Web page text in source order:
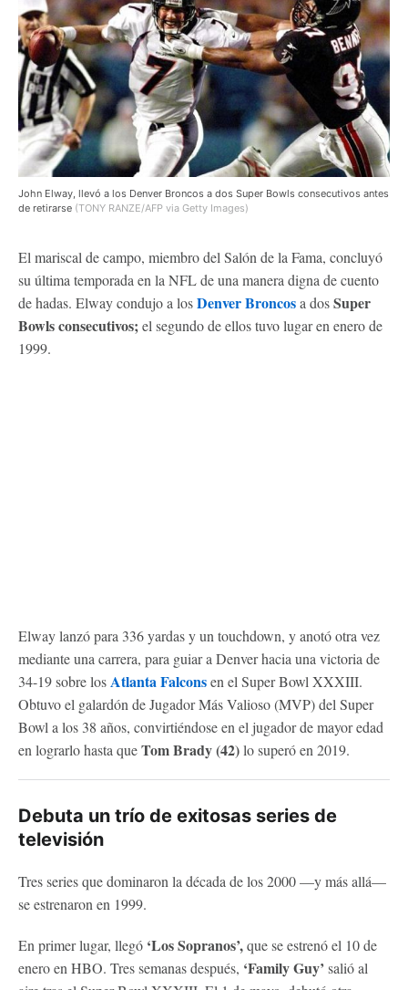
John Elway, llevó a los Denver Broncos a dos Super Bowls consecutivos antes
de retirarse (TONY RANZE/AFP via Getty Images)
El mariscal de campo, miembro del Salón de la Fama, concluyó
su última temporada en la NFL de una manera digna de cuento
de hadas. Elway condujo a losDenver Broncosa dosSuper
Bowls consecutivos; el segundo de ellos tuvo lugar en enero de
1999.
Elway lanzó para 336 yardas y un touchdown, y anotó otra vez
mediante una carrera, para guiar a Denver hacia una victoria de
34-19 sobre los Atlanta Falconsen el Super Bowl XXXIII.
Obtuvo el galardón de Jugador Más Valioso (MVP) del Super
Bowl a los 38 años, convirtiéndose en el jugador de mayor edad
en lograrlo hasta queTom Brady (42)lo superó en 2019.
Debuta un trío de exitosas series de
televisión
Tres series que dominaron la década de los 2000 —y más allá—
se estrenaron en 1999.
En primer lugar, llegó ‘Los Sopranos’,que se estrenó el 10 de
enero en HBO. Tres semanas después, ‘Family Guy’ salió al